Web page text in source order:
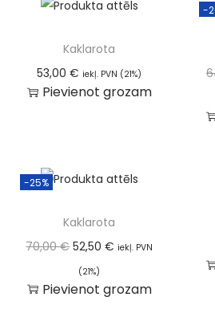
Kaklarota
53,00€ iekļ. PVN (21%)
Pievienot grozam
-
-25%
Kaklarota
70,00€ 52,50€ iekļ. PVN
(21%)
Pievienot grozam